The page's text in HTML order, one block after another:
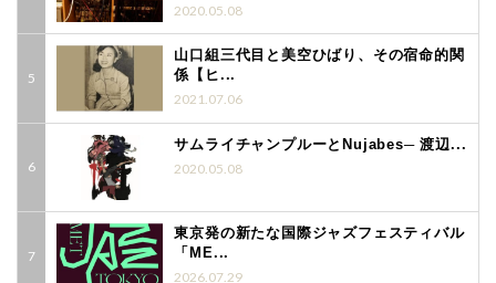
2020.05.08
山口組三代目と美空ひばり、その宿命的関
係【ヒ...
2021.07.06
サムライチャンプルーとNujabes─ 渡辺...
2020.05.08
東京発の新たな国際ジャズフェスティバル
「ME...
2026.07.29